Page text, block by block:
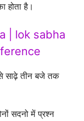
है।
| lok sabha
साढ़े तीन बजे तक
सदनो में प्रश्न